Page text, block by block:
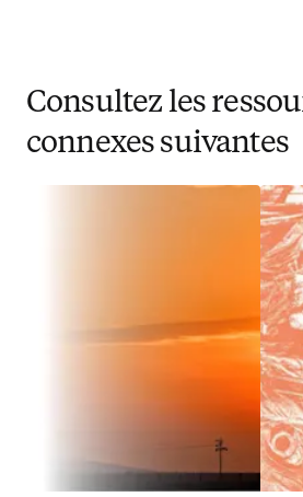
Consultez les
connexes suivantes